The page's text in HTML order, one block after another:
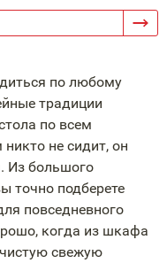
по любому
традиции
по всем
не сидит, он
Из большого
точно подберете
повседневного
когда из шкафа
свежую